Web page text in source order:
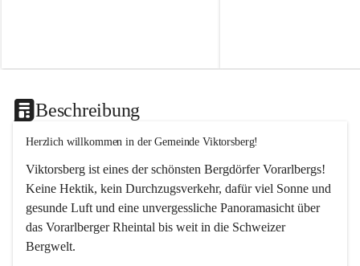
Beschreibung
Herzlich willkommen in der Gemeinde Viktorsberg!
Viktorsberg ist eines der schönsten Bergdörfer Vorarlbergs!
Keine Hektik, kein Durchzugsverkehr, dafür viel Sonne und
gesunde Luft und eine unvergessliche Panoramasicht über
das Vorarlberger Rheintal bis weit in die Schweizer
Bergwelt.